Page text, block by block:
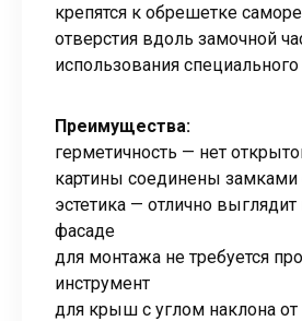
крепятся к обрешетке
отверстия вдоль замочной
использования
Преимущества:
герметичность — нет
картины соединены
эстетика — отлично
фасаде
для монтажа не требуется
инструмент
для крыш с углом наклона от